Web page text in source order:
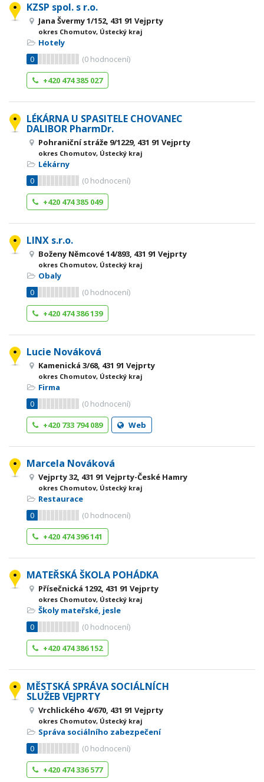
KZSP spol. s r.o.
Jana Švermy 1/152, 431 91 Vejprty
okres Chomutov, Ústecký kraj
Hotely
0
(0 hodnocení)
+420 474 385 027
LÉKÁRNA U SPASITELE CHOVANEC
DALIBOR PharmDr.
Pohraniční stráže 9/1229, 431 91 Vejprty
okres Chomutov, Ústecký kraj
Lékárny
0
(0 hodnocení)
+420 474 385 049
LINX s.r.o.
Boženy Němcové 14/893, 431 91 Vejprty
okres Chomutov, Ústecký kraj
Obaly
0
(0 hodnocení)
+420 474 386 139
Lucie Nováková
Kamenická 3/68, 431 91 Vejprty
okres Chomutov, Ústecký kraj
Firma
0
(0 hodnocení)
+420 733 794 089
Web
Marcela Nováková
Vejprty 32, 431 91 Vejprty-České Hamry
okres Chomutov, Ústecký kraj
Restaurace
0
(0 hodnocení)
+420 474 396 141
MATEŘSKÁ ŠKOLA POHÁDKA
Přísečnická 1292, 431 91 Vejprty
okres Chomutov, Ústecký kraj
Školy mateřské, jesle
0
(0 hodnocení)
+420 474 386 152
MĚSTSKÁ SPRÁVA SOCIÁLNÍCH
SLUŽEB VEJPRTY
Vrchlického 4/670, 431 91 Vejprty
okres Chomutov, Ústecký kraj
Správa sociálního zabezpečení
0
(0 hodnocení)
+420 474 336 577